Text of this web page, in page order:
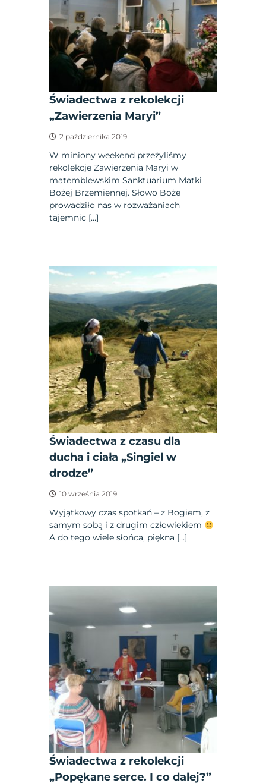
Świadectwa z rekolekcji
„Zawierzenia Maryi”
2 października 2019
W miniony weekend przeżyliśmy
rekolekcje Zawierzenia Maryi w
matemblewskim Sanktuarium Matki
Bożej Brzemiennej. Słowo Boże
prowadziło nas w rozważaniach
tajemnic […]
Świadectwa z czasu dla
ducha i ciała „Singiel w
drodze”
10 września 2019
Wyjątkowy czas spotkań – z Bogiem, z
samym sobą i z drugim człowiekiem
A do tego wiele słońca, piękna […]
Świadectwa z rekolekcji
„Popękane serce. I co dalej?”